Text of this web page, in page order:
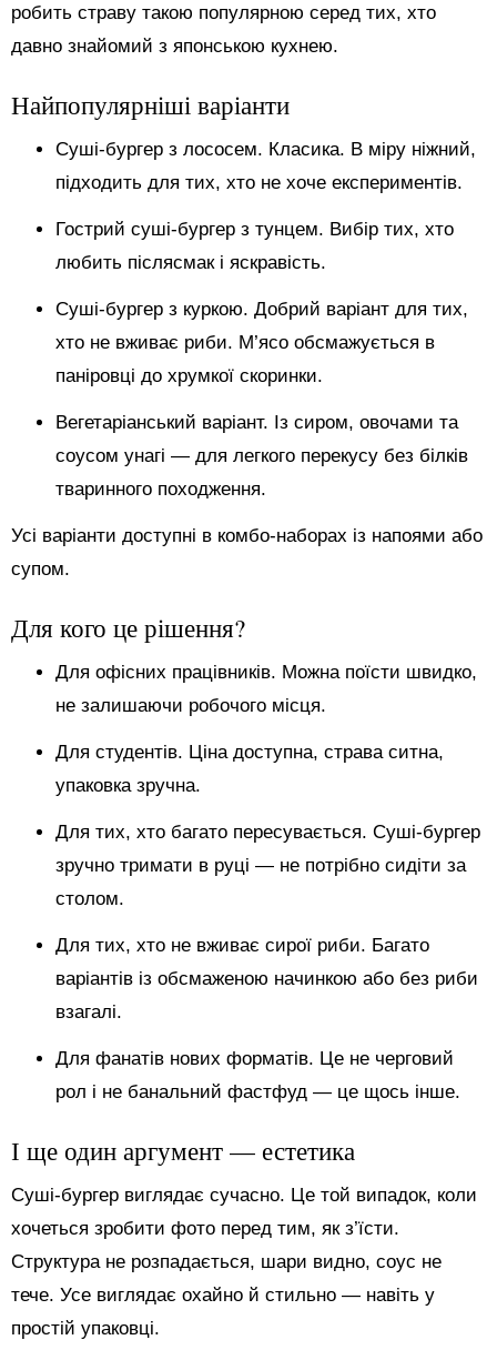
робить страву такою популярною серед тих, хто
давно знайомий з японською кухнею.
Найпопулярніші варіанти
Суші-бургер з лососем. Класика. В міру ніжний,
підходить для тих, хто не хоче експериментів.
Гострий суші-бургер з тунцем. Вибір тих, хто
любить післясмак і яскравість.
Суші-бургер з куркою. Добрий варіант для тих,
хто не вживає риби. М’ясо обсмажується в
паніровці до хрумкої скоринки.
Вегетаріанський варіант. Із сиром, овочами та
соусом унагі — для легкого перекусу без білків
тваринного походження.
Усі варіанти доступні в комбо-наборах із напоями або
супом.
Для кого це рішення?
Для офісних працівників. Можна поїсти швидко,
не залишаючи робочого місця.
Для студентів. Ціна доступна, страва ситна,
упаковка зручна.
Для тих, хто багато пересувається. Суші-бургер
зручно тримати в руці — не потрібно сидіти за
столом.
Для тих, хто не вживає сирої риби. Багато
варіантів із обсмаженою начинкою або без риби
взагалі.
Для фанатів нових форматів. Це не черговий
рол і не банальний фастфуд — це щось інше.
І ще один аргумент — естетика
Суші-бургер виглядає сучасно. Це той випадок, коли
хочеться зробити фото перед тим, як з’їсти.
Структура не розпадається, шари видно, соус не
тече. Усе виглядає охайно й стильно — навіть у
простій упаковці.